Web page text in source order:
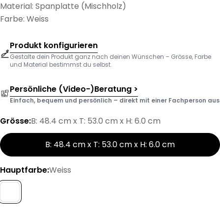
Material: Spanplatte (Mischholz)
Farbe: Weiss
Produkt konfigurieren
Gestalte dein Produkt ganz nach deinen Wünschen – Grösse, Farbe
und Material bestimmst du selbst.
Persönliche (Video-)Beratung >
Einfach, bequem und persönlich – direkt mit einer Fachperson aus
Grösse:B: 48.4 cm x T: 53.0 cm x H: 6.0 cm
B: 48.4 cm x T: 53.0 cm x H: 6.0 cm
Hauptfarbe:Weiss